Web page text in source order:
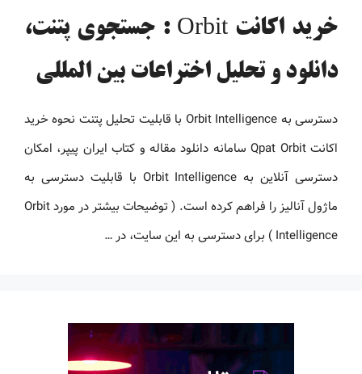
خرید اکانت Orbit : جستجوی پتنت،
دانلود و تحلیل اختراعات بین المللی
دسترسی به Orbit Intelligence با قابلیت تحلیل پتنت نحوه خرید
اکانت Qpat Orbit سامانه دانلود مقاله و کتاب ایران پیپر، امکان
دسترسی آنلاین به Orbit Intelligence با قابلیت دسترسی به
ماژول آنالیز را فراهم کرده است. ( توضیحات بیشتر در مورد Orbit
Intelligence ) برای دسترسی به این سایت، در …